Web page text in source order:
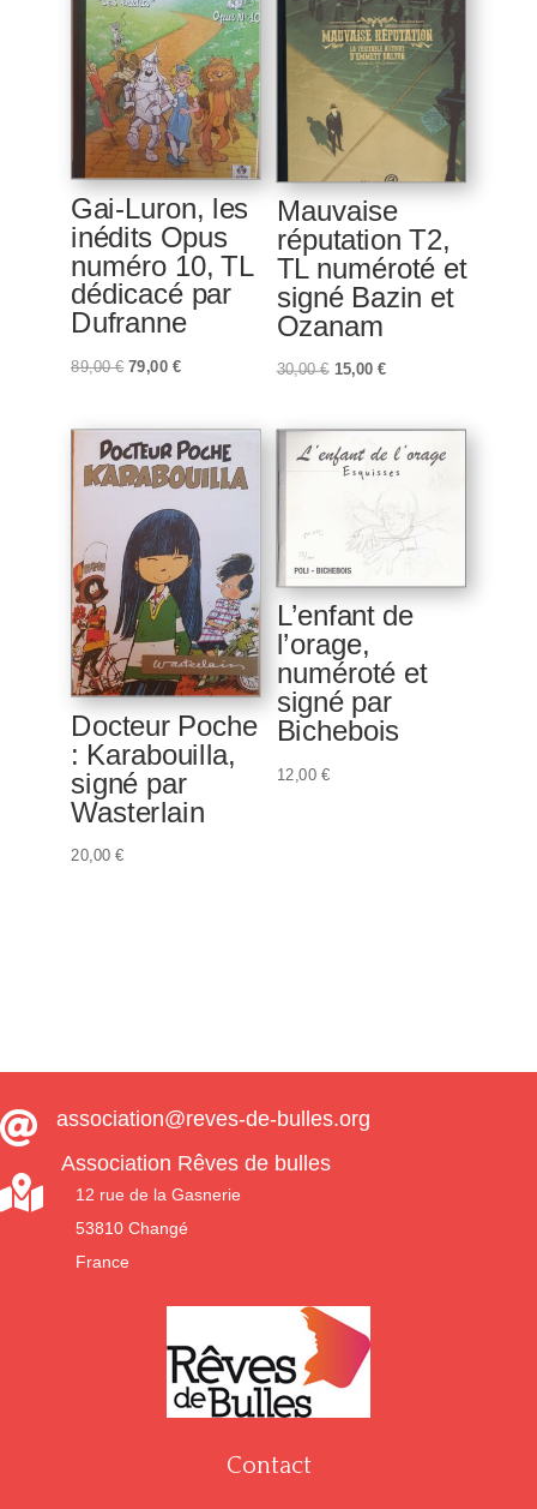
Gai-Luron, les
inédits Opus
numéro 10, TL
dédicacé par
Dufranne
89,00€ Le
était :
89,00 €.
79,00 €Le
est :
79,00 €.
Mauvaise
réputation T2,
TL numéroté et
signé Bazin et
Ozanam
30,00€ Le
initial
était :
30,00 €.
15,00€Le
actuel
est :
Docteur Poche
: Karabouilla,
signé par
Wasterlain
20,00 €
L’enfant de
l’orage,
numéroté et
signé par
Bichebois
12,00 €
 association@reves-de-bulles.org

Association Rêves de bulles
12 rue de la Gasnerie
53810 Changé
France
Contact